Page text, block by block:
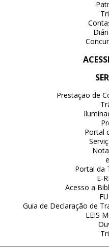
Prestação de
Portal
Portal da
E-
Acesso a
Guia de Declaração de
LEIS